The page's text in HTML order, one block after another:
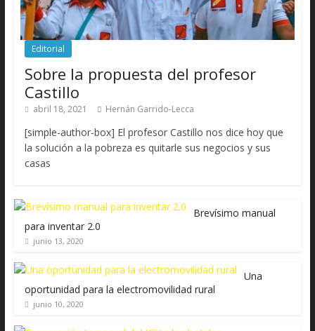
Editorial
Sobre la propuesta del profesor
Castillo
abril 18, 2021 Hernán Garrido-Lecca
[simple-author-box] El profesor Castillo nos dice hoy que
la solución a la pobreza es quitarle sus negocios y sus
casas
Brevísimo manual
para inventar 2.0
junio 13, 2020
Una
oportunidad para la electromovilidad rural
junio 10, 2020